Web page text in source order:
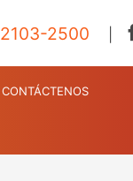
2103-2500
CONTÁCTENOS